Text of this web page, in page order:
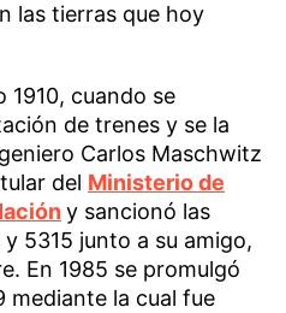
las tierras que hoy
1910, cuando se
de trenes y se la
Carlos Maschwitz
del Ministerio de
y sancionó las
5315 junto a su amigo,
En 1985 se promulgó
mediante la cual fue